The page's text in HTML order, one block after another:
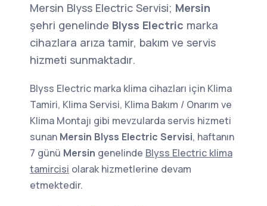
Mersin Blyss Electric Servisi; Mersin
şehri genelinde Blyss Electric marka
cihazlara arıza tamir, bakım ve servis
hizmeti sunmaktadır.
Blyss Electric marka klima cihazları için Klima
Tamiri, Klima Servisi, Klima Bakım / Onarım ve
Klima Montajı gibi mevzularda servis hizmeti
sunan Mersin Blyss Electric Servisi, haftanın
7 günü Mersin genelinde Blyss Electric klima
tamircisi olarak hizmetlerine devam
etmektedir.